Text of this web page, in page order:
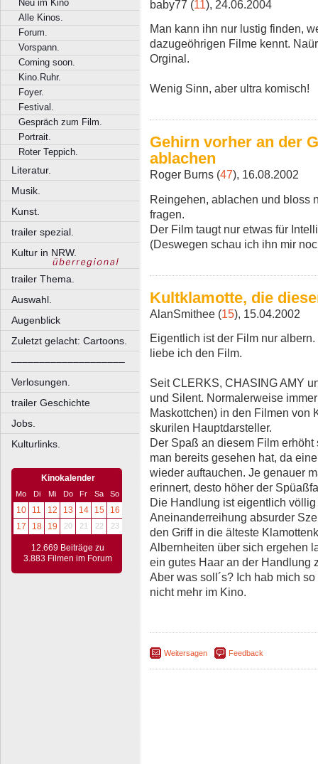
Neu im Kino
Alle Kinos.
Forum.
Vorspann.
Coming soon.
Kino.Ruhr.
Foyer.
Festival.
Gespräch zum Film.
Portrait.
Roter Teppich.
Literatur.
Musik.
Kunst.
trailer spezial.
Kultur in NRW.
trailer Thema.
Auswahl.
Augenblick
Zuletzt gelacht: Cartoons.
––––––––––––––––––––
Verlosungen.
trailer Geschichte
Jobs.
Kulturlinks.
Kinokalender
Mo Di Mi Do Fr Sa So
10 11 12 13 14 15
16
17
18 19 20 21 22 23
12.669 Beiträge zu
3.883 Filmen im Forum
baby77 (11), 24.06.2004
Man kann ihn nur lustig finden,
dazugeöhrigen Filme kennt.
Orginal.
Wenig Sinn, aber ultra komisch!
Gehirn vorher an der
ablachen
Roger Burns (47), 16.08.2002
Reingehen, ablachen und bloss
fragen.
Der Film taugt nur etwas für
(Deswegen schau ich ihn mir
Kultklamotte, die
AlanSmithee (15), 15.04.2002
Eigentlich ist der Film nur
liebe ich den Film.
Seit CLERKS, CHASING AMY
und Silent. Normalerweise
Maskottchen) in den Filmen von
skurilen Hauptdarsteller.
Der Spaß an diesem Film
man bereits gesehen hat, da
wieder auftauchen. Je genauer
erinnert, desto höher der
Die Handlung ist eigentlich
Aneinanderreihung absurder
den Griff in die älteste
Albernheiten über sich ergehen
ein gutes Haar an der Handlung
Aber was soll´s? Ich hab mich
nicht mehr im Kino.
Weitersagen Feedback